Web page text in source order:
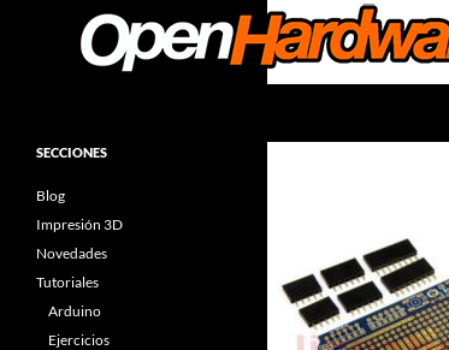
Arduino & Open Hardware
SECCIONES
Blog
Impresión 3D
Novedades
Tutoriales
Arduino
Ejercicios